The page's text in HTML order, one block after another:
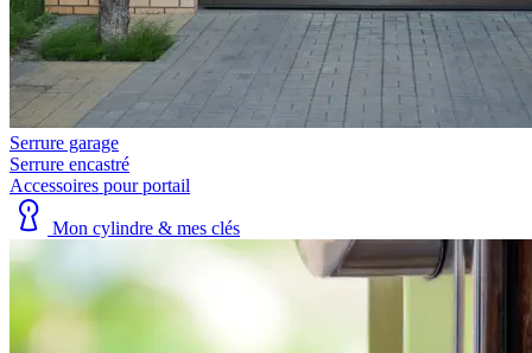
Serrure garage
Serrure encastré
Accessoires pour portail
Mon cylindre & mes clés